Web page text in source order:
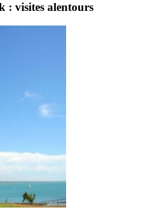
: visites alentours